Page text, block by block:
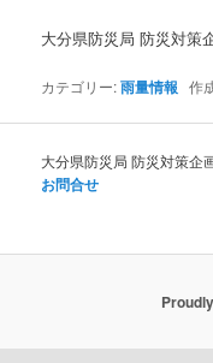
大分県防災局 防災対策
カテゴリー:雨量情報 作
大分県防災局 防災対策企
お問合せ